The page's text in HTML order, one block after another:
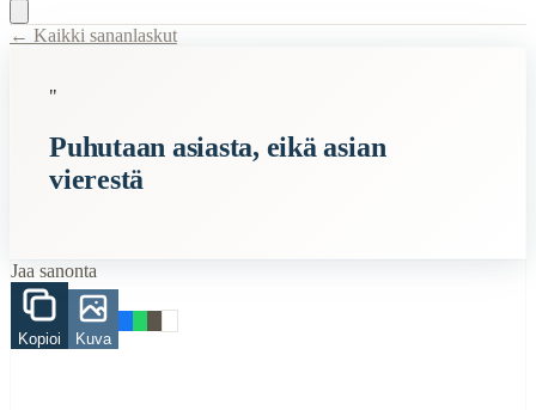
Description:Tämä sanonta tarkoittaa sitä, että kun keskustellaan
Semantic Themes
Related Topics
asia
← Kaikki sananlaskut
"
Puhutaan asiasta, eikä asian
vierestä
Jaa sanonta
Kopioi Kuva